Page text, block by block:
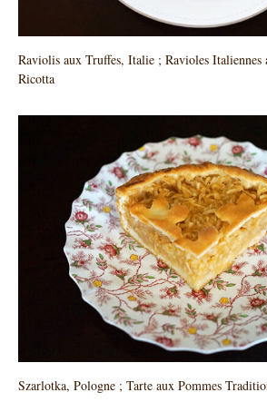
Raviolis aux Truffes, Italie ; Ravioles Italiennes
Ricotta
Szarlotka, Pologne ; Tarte aux Pommes